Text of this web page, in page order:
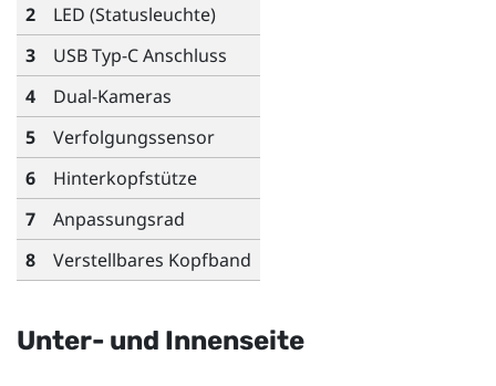
2
LED (Statusleuchte)
3
USB Typ-CAnschluss
4
Dual-Kameras
5
Verfolgungssensor
6
Hinterkopfstütze
7
Anpassungsrad
8
Verstellbares Kopfband
Unter- und Innenseite